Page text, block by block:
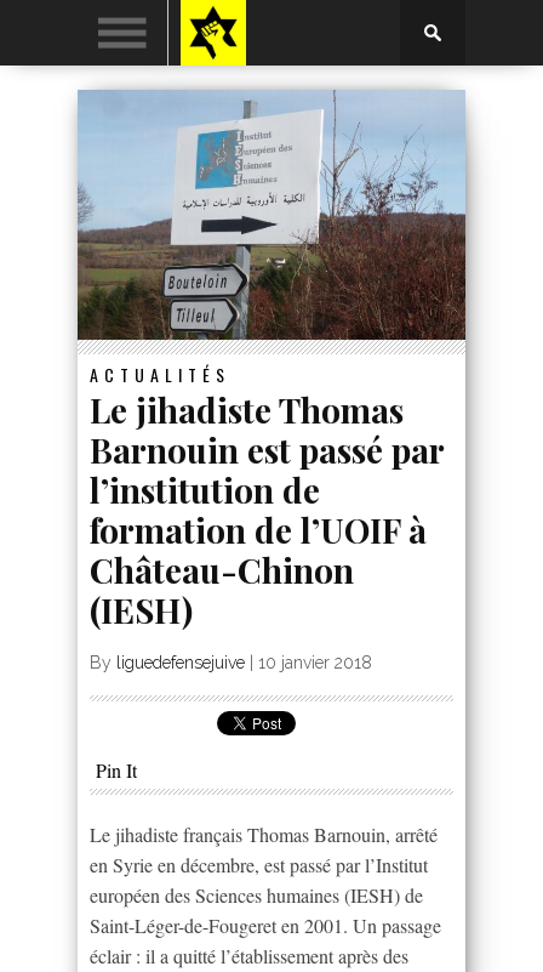
ACTUALITÉS
Le jihadiste Thomas
Barnouin est passé par
l’institution de
formation de l’UOIF à
Château-Chinon
(IESH)
By liguedefensejuive 10 janvier 2018
Pin It
Le jihadiste français Thomas Barnouin, arrêté
en Syrie en décembre, est passé par l’Institut
européen des Sciences humaines (IESH) de
Saint-Léger-de-Fougeret en 2001. Un passage
éclair : il a quitté l’établissement après des